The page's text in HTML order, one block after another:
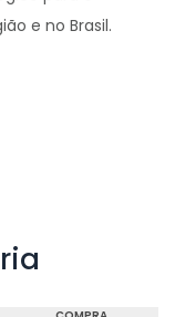
e no Brasil.